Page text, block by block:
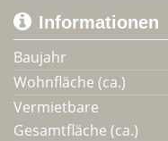
Informationen
Baujahr
Wohnfläche (ca.)
Vermietbare
Gesamtfläche (ca.)